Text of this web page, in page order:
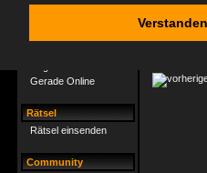
Gerade Online
Rätsel
Rätsel einsenden
Community